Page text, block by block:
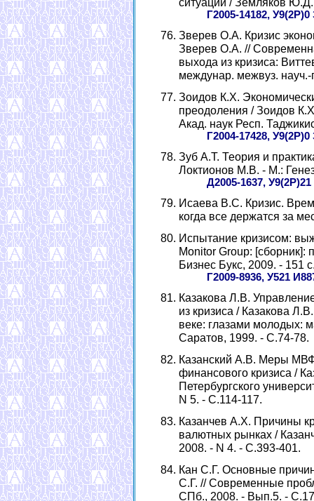
Г2005-14182, У9(2Р)0
Зверев О.А. Кризис
Зверев О.А. //
выхода из кризиса:
междунар. межвуз.
Зоидов К.Х.
преодоления / Зоидов
Акад. наук Респ.
Г2004-17428, У9(2Р)0
Зуб А.Т. Теория и
Локтионов М.В. - М.:
Д2005-1637, У9(2Р)21
Исаева B.C. Кризис.
когда все держатся за
Испытание кризисом:
Monitor Group:
Бизнес Букс, 2009. - 151
Г2009-8936, У521
Казакова Л.В.
из кризиса / Казакова
веке: глазами молодых:
Саратов, 1999. - С.74-78.
Казанский А.В. Меры
финансового кризиса /
Петербургского
N 5. - С.114-117.
Казанчев А.Х. Причины
валютных рынках /
2008. - N 4. - С.393-401.
Кан С.Г. Основные
С.Г. // Современные
СПб., 2008. - Вып.5. -